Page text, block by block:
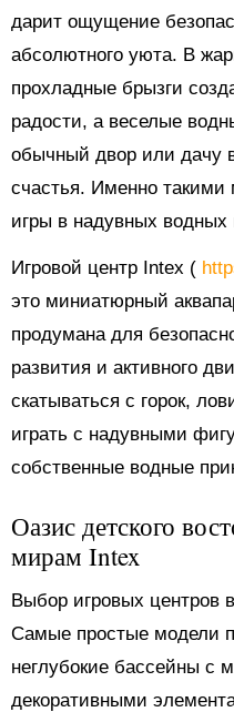
дарит ощущение
абсолютного уюта. В
прохладные брызги
радости, а веселые
обычный двор или дачу
счастья. Именно
игры в надувных водных
Игровой центр Intex (
это миниатюрный
продумана для
развития и активного
скатываться с горок,
играть с надувными
собственные водные
Оазис детского
мирам Intex
Выбор игровых центров
Самые простые модели
неглубокие бассейны с
декоративными